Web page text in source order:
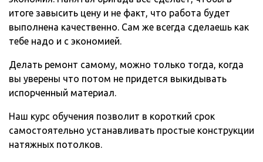
итоге завысить цену и не факт, что работа будет
выполнена качественно. Сам же всегда сделаешь как
тебе надо и с экономией.
Делать ремонт самому, можно только тогда, когда
вы уверены что потом не придется выкидывать
испорченный материал.
Наш курс обучения позволит в короткий срок
самостоятельно устанавливать простые конструкции
натяжных потолков.